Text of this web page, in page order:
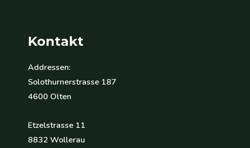
Kontakt
Addressen:
Solothurnerstrasse 187
4600 Olten
Etzelstrasse 11
8832 Wollerau